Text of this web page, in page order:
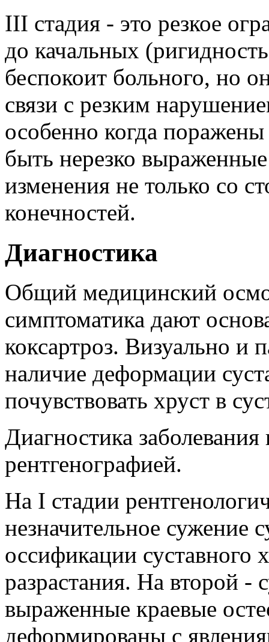
ІІІ стадия - это резкое
до качальных
беспокоит больного, но
связи с резким
особенно когда
быть нерезко
изменения не только со
конечностей.
Диагностика
Общий медицинский
симптоматика дают
коксартроз. Визуально и
наличие деформации
почувствовать хруст в
Диагностика
рентгенографией.
На I стадии
незначительное сужение
оссификации суставного
разрастания. На второй -
выраженные краевые
деформированы с